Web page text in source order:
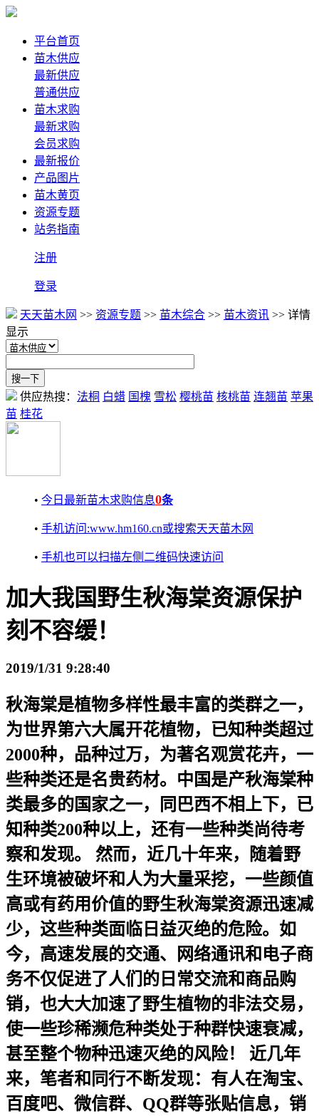
平台首页
苗木供应
最新供应
普通供应
苗木求购
最新求购
会员求购
最新报价
产品图片
苗木黄页
资源专题
站务指南
注册
登录
天天苗木网 >> 资源专题 >> 苗木综合 >> 苗木资讯 >> 详情
显示
供应热搜： 法桐 白蜡 国槐 雪松 樱桃苗 核桃苗 连翘苗 苹果
苗 桂花
• 今日最新苗木求购信息0条
• 手机访问:www.hm160.cn或搜索天天苗木网
• 手机也可以扫描左侧二维码快速访问
加大我国野生秋海棠资源保护
刻不容缓！
2019/1/31 9:28:40
秋海棠是植物多样性最丰富的类群之一，
为世界第六大属开花植物，已知种类超过
2000种，品种过万，为著名观赏花卉，一
些种类还是名贵药材。中国是产秋海棠种
类最多的国家之一，同巴西不相上下，已
知种类200种以上，还有一些种类尚待考
察和发现。 然而，近几十年来，随着野
生环境被破坏和人为大量采挖，一些颜值
高或有药用价值的野生秋海棠资源迅速减
少，这些种类面临日益灭绝的危险。如
今，高速发展的交通、网络通讯和电子商
务不仅促进了人们的日常交流和商品购
销，也大大加速了野生植物的非法交易，
使一些珍稀濒危种类处于种群快速衰减，
甚至整个物种迅速灭绝的风险！ 近几年
来，笔者和同行不断发现：有人在淘宝、
百度吧、微信群、QQ群等张贴信息，销